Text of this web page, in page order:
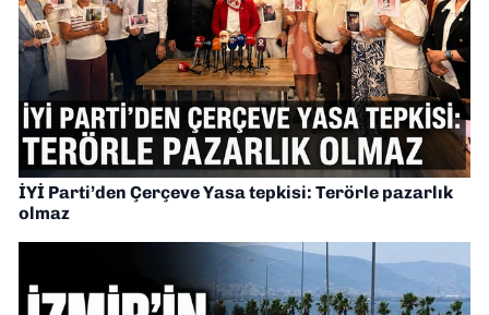
İYİ Parti’den Çerçeve Yasa tepkisi: Terörle pazarlık
olmaz